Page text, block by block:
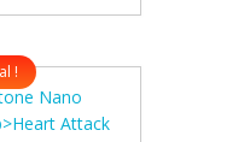
!